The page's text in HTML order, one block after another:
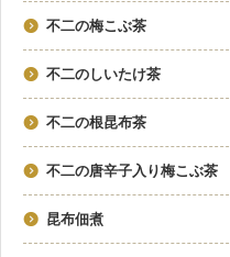
不二の梅こぶ茶
不二のしいたけ茶
不二の根昆布茶
不二の唐辛子入り梅こぶ茶
昆布佃煮